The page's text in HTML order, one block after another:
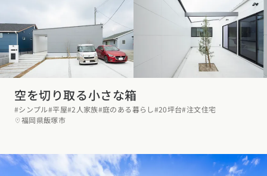
空を切り取る小さな箱
#シンプル#平屋#2人家族#庭のある暮らし#20坪台#注文住宅
福岡県飯塚市